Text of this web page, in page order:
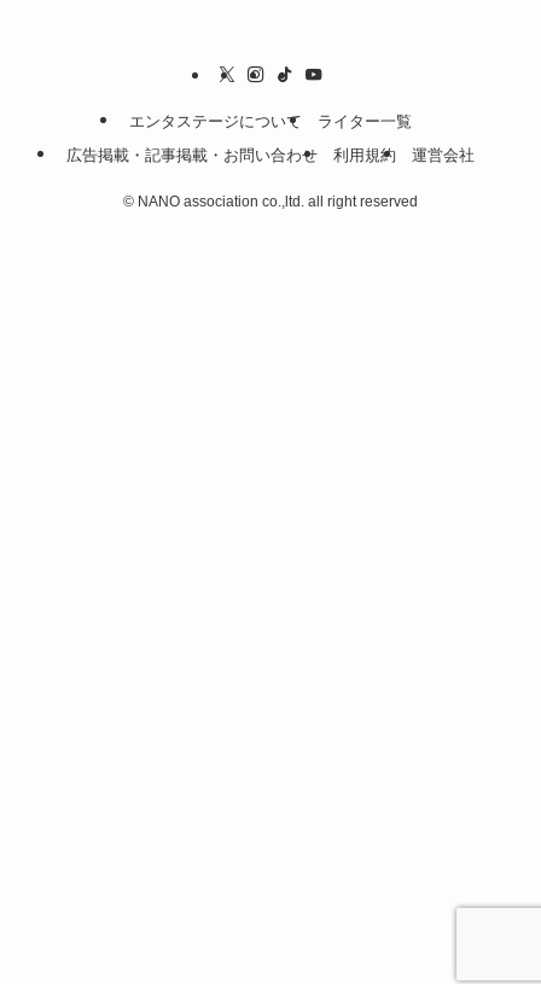
エンタステージについて
ライター一覧
広告掲載・記事掲載・お問い合わせ
利用規約 運営会社
© NANO association co.,ltd. all right reserved